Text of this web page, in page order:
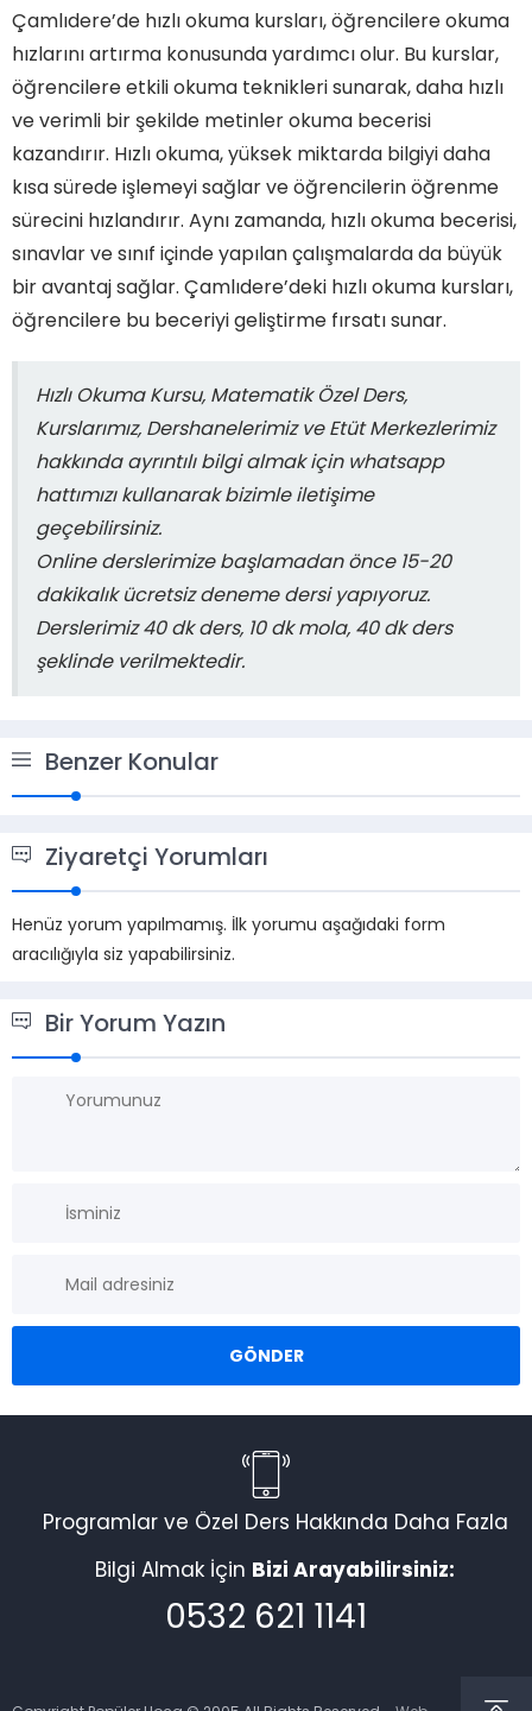
Çamlıdere’de hızlı okuma kursları, öğrencilere okuma
hızlarını artırma konusunda yardımcı olur. Bu kurslar,
öğrencilere etkili okuma teknikleri sunarak, daha hızlı
ve verimli bir şekilde metinler okuma becerisi
kazandırır. Hızlı okuma, yüksek miktarda bilgiyi daha
kısa sürede işlemeyi sağlar ve öğrencilerin öğrenme
sürecini hızlandırır. Aynı zamanda, hızlı okuma becerisi,
sınavlar ve sınıf içinde yapılan çalışmalarda da büyük
bir avantaj sağlar. Çamlıdere’deki hızlı okuma kursları,
öğrencilere bu beceriyi geliştirme fırsatı sunar.
Hızlı Okuma Kursu, Matematik Özel Ders,
Kurslarımız, Dershanelerimiz ve Etüt Merkezlerimiz
hakkında ayrıntılı bilgi almak için whatsapp
hattımızı kullanarak bizimle iletişime
geçebilirsiniz.
Online derslerimize başlamadan önce 15-20
dakikalık ücretsiz deneme dersi yapıyoruz.
Derslerimiz 40 dk ders, 10 dk mola, 40 dk ders
şeklinde verilmektedir.
Benzer Konular
Ziyaretçi Yorumları
Henüz yorum yapılmamış. İlk yorumu aşağıdaki form
aracılığıyla siz yapabilirsiniz.
Bir Yorum Yazın
Programlar ve Özel Ders Hakkında Daha Fazla
Bilgi Almak İçin Bizi Arayabilirsiniz:
0532 621 1141